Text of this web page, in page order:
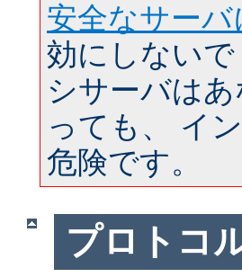
安全なサーバ
効にしない
シサーバは
っても、 イ
危険です。
プロトコ